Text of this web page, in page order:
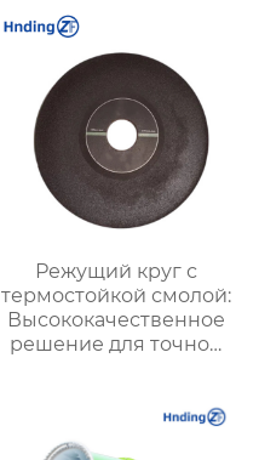
решения для
металлургии,
горнодобывающей и
химической
промышленности
Режущий круг с
термостойкой смолой:
Высококачественное
решение для точной